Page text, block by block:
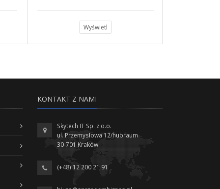
Wyświetl
KONTAKT Z NAMI
Skytech IT Sp. z o.o.
ul. Przemysłowa 12/hubraum
30-701 Kraków
(+48) 12 200 21 91